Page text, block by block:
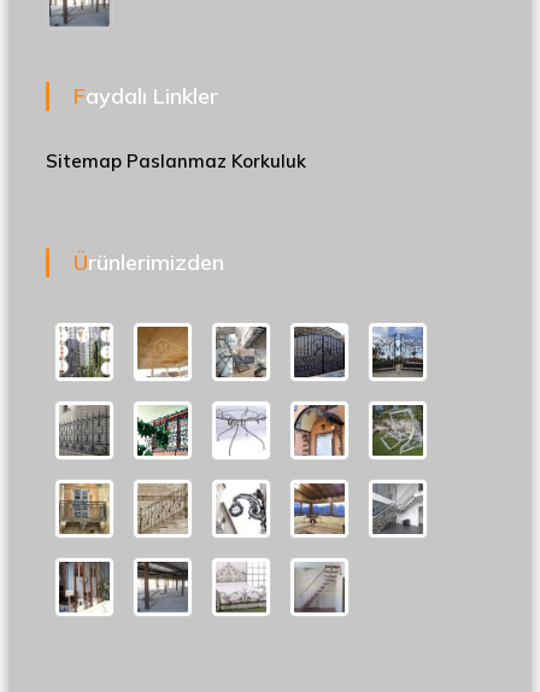
Faydalı Linkler
Sitemap Paslanmaz Korkuluk
Ürünlerimizden